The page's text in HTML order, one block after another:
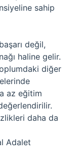
sahip
değil,
haline gelir.
diğer
az eğitim
daha da
Adalet